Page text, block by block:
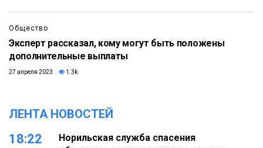
Общество
Эксперт рассказал, кому могут быть положены
дополнительные выплаты
27 апреля 2023 1.3k
ЛЕНТА НОВОСТЕЙ
18:22
Норильская служба спасения